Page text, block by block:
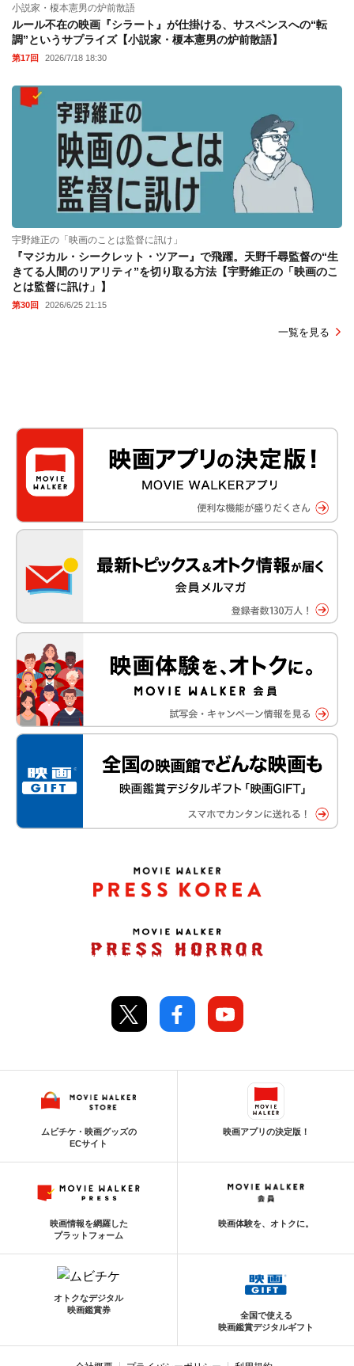
小説家・榎本憲男の炉前散語
ルール不在の映画『シラート』が仕掛ける、サスペンスへの“転
調”というサプライズ【小説家・榎本憲男の炉前散語】
第17回 2026/7/18 18:30
宇野維正の「映画のことは監督に訊け」
『マジカル・シークレット・ツアー』で飛躍。天野千尋監督の“生
きてる人間のリアリティ”を切り取る方法【宇野維正の「映画のこ
とは監督に訊け」】
第30回 2026/6/25 21:15
一覧を見る
ムビチケ・映画グッズの
ECサイト
映画アプリの決定版！
映画情報を網羅した
プラットフォーム
映画体験を、オトクに。
オトクなデジタル
映画鑑賞券
全国で使える
映画鑑賞デジタルギフト